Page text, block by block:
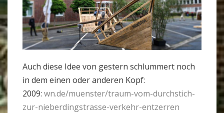
Auch diese Idee von ges­tern schlum­mert noch
in dem einen oder anderen Kopf:
2009: wn.de/muenster/traum-vom-durchstich-
zur-nieberdingstrasse-verkehr-entzerren